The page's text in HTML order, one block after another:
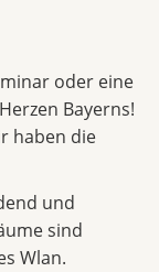
oder eine
Bayerns!
haben die
und
sind
Wlan.